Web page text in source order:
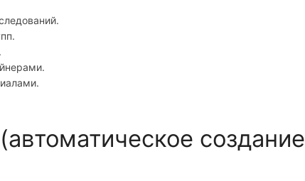
создание